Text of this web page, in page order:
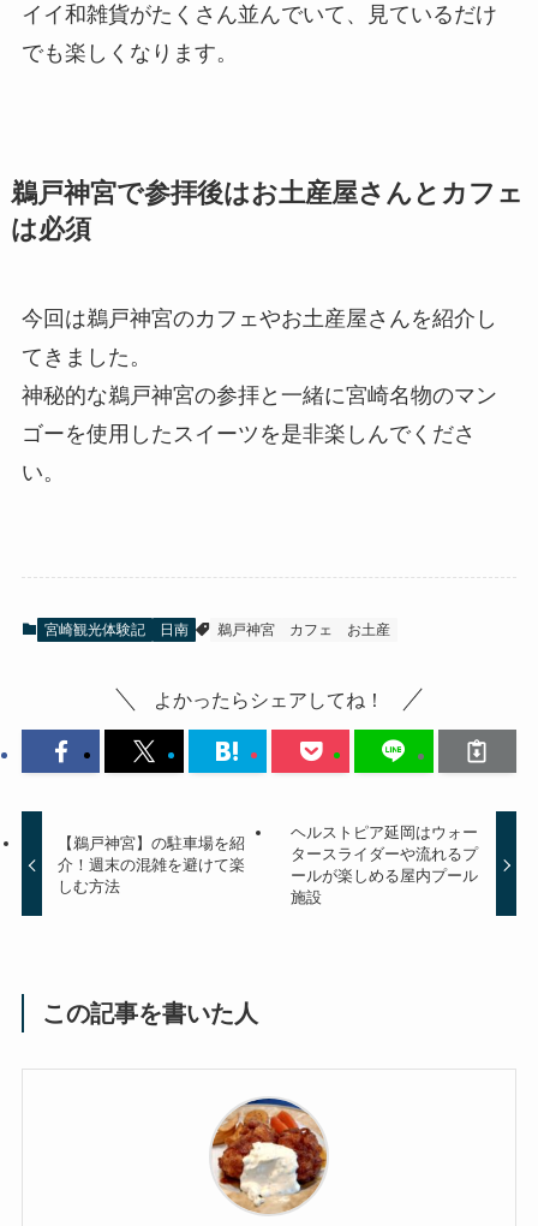
イイ和雑貨がたくさん並んでいて、見ているだけ
でも楽しくなります。
鵜戸神宮で参拝後はお土産屋さんとカフェ
は必須
今回は鵜戸神宮のカフェやお土産屋さんを紹介し
てきました。
神秘的な鵜戸神宮の参拝と一緒に宮崎名物のマン
ゴーを使用したスイーツを是非楽しんでくださ
い。
宮崎観光体験記 日南 鵜戸神宮 カフェ お土産
よかったらシェアしてね！
【鵜戸神宮】の駐車場を紹
介！週末の混雑を避けて楽
しむ方法
ヘルストピア延岡はウォー
タースライダーや流れるプ
ールが楽しめる屋内プール
施設
この記事を書いた人